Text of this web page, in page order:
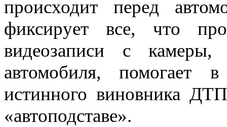
происходит перед
фиксирует все, что
видеозаписи с
автомобиля, помогает
истинного виновника
«автоподставе».